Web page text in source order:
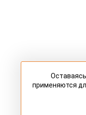
применяются